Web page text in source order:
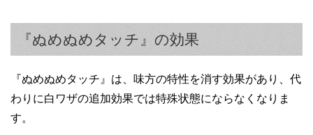
『ぬめぬめタッチ』の効果
『ぬめぬめタッチ』は、味方の特性を消す効果があり、代
わりに白ワザの追加効果では特殊状態にならなくなりま
す。